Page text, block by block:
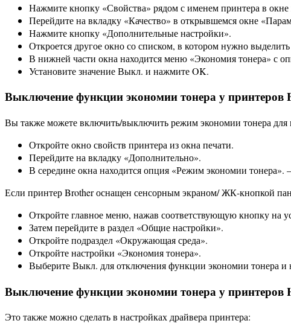
Нажмите кнопку «Свойства» рядом с именем принтера в
Перейдите на вкладку «Качество» в открывшемся окне
Нажмите кнопку «Дополнительные настройки».
Откроется другое окно со списком, в котором нужно
В нижней части окна находится меню «Экономия тонера» с
Установите значение Выкл. и нажмите OK.
Выключение функции экономии тонера у принтеров
Вы также можете включить/выключить режим экономии тонера для
Откройте окно свойств принтера из окна печати.
Перейдите на вкладку «Дополнительно».
В середине окна находится опция «Режим экономии
Если принтер Brother оснащен сенсорным экраном/ ЖК-кнопкой
Откройте главное меню, нажав соответствующую кнопку на
Затем перейдите в раздел «Общие настройки».
Откройте подраздел «Окружающая среда».
Откройте настройки «Экономия тонера».
Выберите Выкл. для отключения функции экономии тонера и
Выключение функции экономии тонера у принтеров
Это также можно сделать в настройках драйвера принтера: